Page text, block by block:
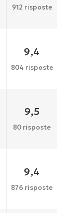
912 risposte
9,4
804 risposte
9,5
80 risposte
9,4
876 risposte